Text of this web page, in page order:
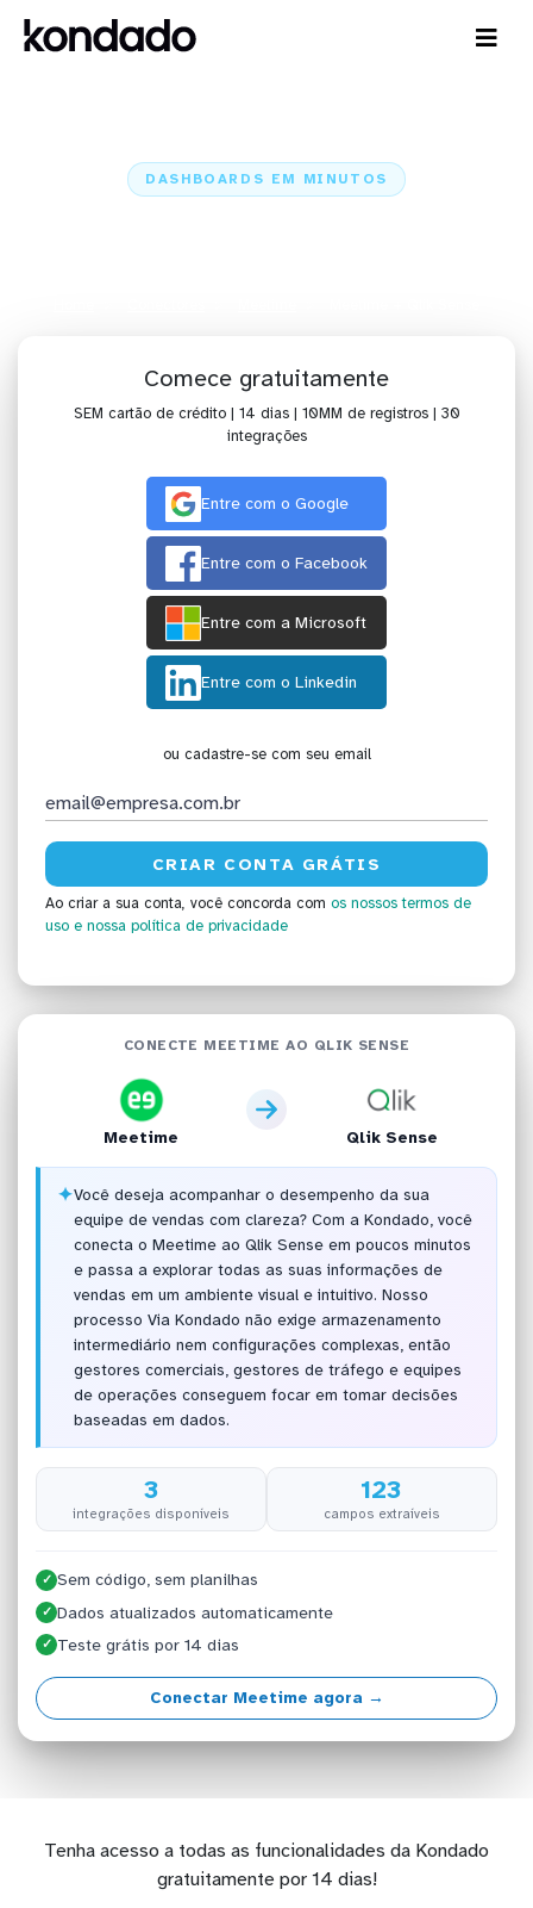
DASHBOARDS EM MINUTOS
Comece gratuitamente
SEM cartão de crédito | 14 dias | 10MM de registros | 30
integrações
Entre com o Google
Entre com o Facebook
Entre com a Microsoft
Entre com o Linkedin
ou cadastre-se com seu email
Ao criar a sua conta, você concorda com os nossos termos de
uso e nossa política de privacidade
CONECTE MEETIME AO QLIK SENSE
Meetime Qlik Sense
✦Você deseja acompanhar o desempenho da sua
equipe de vendas com clareza? Com a Kondado, você
conecta o Meetime ao Qlik Sense em poucos minutos
e passa a explorar todas as suas informações de
vendas em um ambiente visual e intuitivo. Nosso
processo Via Kondado não exige armazenamento
intermediário nem configurações complexas, então
gestores comerciais, gestores de tráfego e equipes
de operações conseguem focar em tomar decisões
baseadas em dados.
3
integrações disponíveis
123
campos extraíveis
✓ Sem código, sem planilhas
✓ Dados atualizados automaticamente
✓ Teste grátis por 14 dias
Conectar Meetime agora →
Tenha acesso a todas as funcionalidades da Kondado
gratuitamente por 14 dias!